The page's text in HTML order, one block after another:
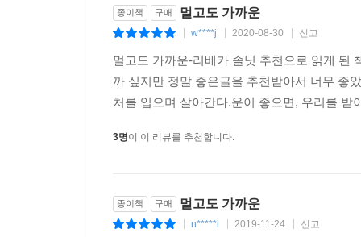
이 책은 무엇보다 어머니와 딸에 관한 이야기이
자라나 마침내 뜻깊은 존재론적 성취를 이루는
압도당하고 아버지와 경쟁하고 아버지를 죽이
서사라 할 만하다.
다른 사람(혹은 동물)을 돌보고 다른 이야기
『프랑켄슈타인』을 쓰면서 성취한 것만큼이나
종이책 구매 멀고도 가까운
w****j 2020-08-30 신고
멀고도 가까운-리베카 솔닛 추천으로 읽게 된
까 싶지만 정말 좋은글을 추천받아서 너무 좋
처를 입으며 살아간다.운이 좋으면, 우리를
3명이 이 리뷰를 추천합니다.
종이책 구매 멀고도 가까운
n*****i 2019-11-24 신고